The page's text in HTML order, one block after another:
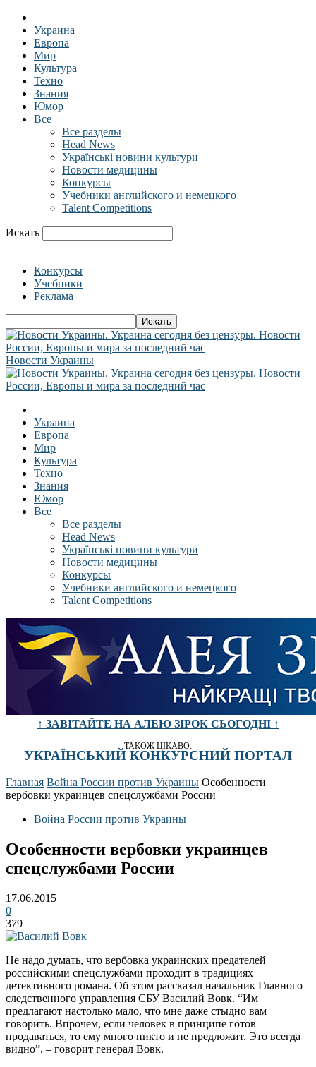
Украина
Европа
Мир
Культура
Техно
Знания
Юмор
Все
Все разделы
Head News
Українські новини культури
Новости медицины
Конкурсы
Учебники английского и немецкого
Talent Competitions
Искать
Конкурсы
Учебники
Реклама
Новости Украины
Украина
Европа
Мир
Культура
Техно
Знания
Юмор
Все
Все разделы
Head News
Українські новини культури
Новости медицины
Конкурсы
Учебники английского и немецкого
Talent Competitions
↑ ЗАВІТАЙТЕ НА АЛЕЮ ЗІРОК СЬОГОДНІ ↑
ТАКОЖ ЦІКАВО:
УКРАЇНСЬКИЙ КОНКУРСНИЙ ПОРТАЛ
Главная Война России против Украины Особенности
вербовки украинцев спецслужбами России
Война России против Украины
Особенности вербовки украинцев
спецслужбами России
17.06.2015
0
379
Не надо думать, что вербовка украинских предателей
российскими спецслужбами проходит в традициях
детективного романа. Об этом рассказал начальник Главного
следственного управления СБУ Василий Вовк. “Им
предлагают настолько мало, что мне даже стыдно вам
говорить. Впрочем, если человек в принципе готов
продаваться, то ему много никто и не предложит. Это всегда
видно”, – говорит генерал Вовк.